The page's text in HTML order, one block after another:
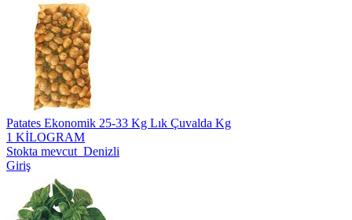
Patates Ekonomik 25-33 Kg Lık Çuvalda Kg
1 KİLOGRAM
Stokta mevcut Denizli
Giriş